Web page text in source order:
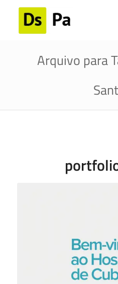
Arquivo para